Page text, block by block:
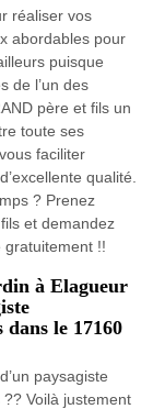
réaliser vos
abordables pour
puisque
de l’un des
père et fils un
toute ses
faciliter
qualité.
? Prenez
et demandez
gratuitement !!
à Elagueur
le 17160
paysagiste
Voilà justement